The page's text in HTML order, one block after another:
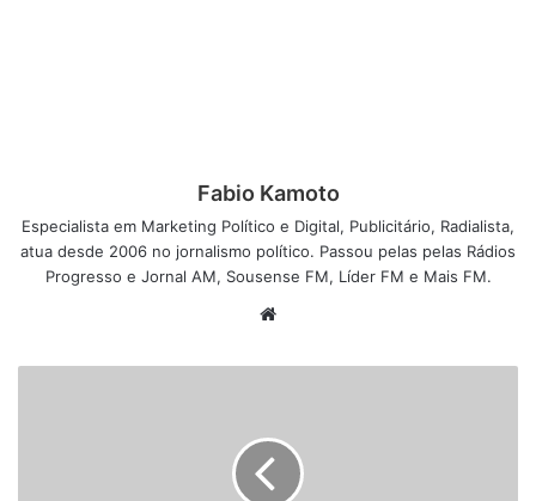
Fabio Kamoto
Especialista em Marketing Político e Digital, Publicitário, Radialista,
atua desde 2006 no jornalismo político. Passou pelas pelas Rádios
Progresso e Jornal AM, Sousense FM, Líder FM e Mais FM.
b